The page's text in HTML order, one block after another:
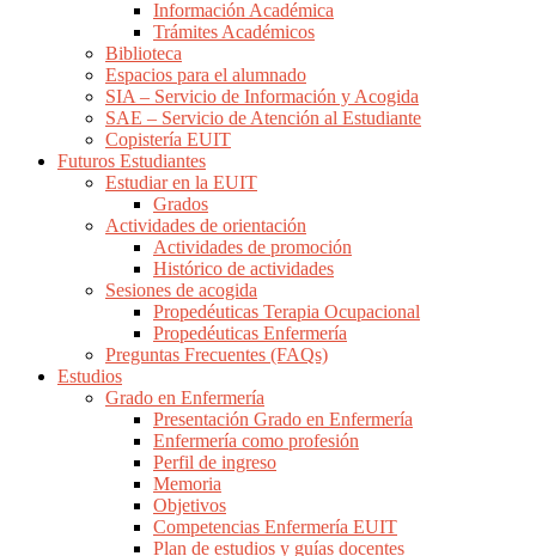
Información Académica
Trámites Académicos
Biblioteca
Espacios para el alumnado
SIA – Servicio de Información y Acogida
SAE – Servicio de Atención al Estudiante
Copistería EUIT
Futuros Estudiantes
Estudiar en la EUIT
Grados
Actividades de orientación
Actividades de promoción
Histórico de actividades
Sesiones de acogida
Propedéuticas Terapia Ocupacional
Propedéuticas Enfermería
Preguntas Frecuentes (FAQs)
Estudios
Grado en Enfermería
Presentación Grado en Enfermería
Enfermería como profesión
Perfil de ingreso
Memoria
Objetivos
Competencias Enfermería EUIT
Plan de estudios y guías docentes